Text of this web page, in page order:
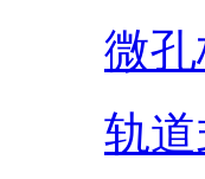
微
轨